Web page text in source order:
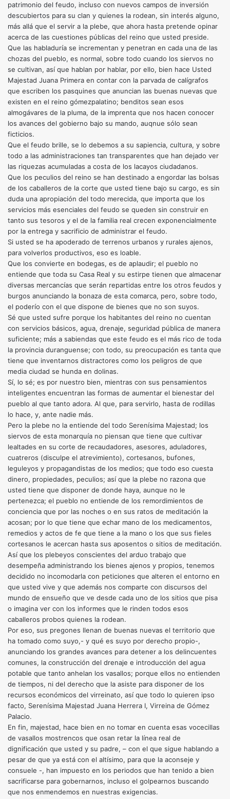
patrimonio del feudo, incluso con nuevos campos de inversión
descubiertos para su clan y quienes la rodean, sin interés alguno,
más allá que el servir a la plebe, que ahora hasta pretende opinar
acerca de las cuestiones públicas del reino que usted preside.
Que las habladuría se incrementan y penetran en cada una de las
chozas del pueblo, es normal, sobre todo cuando los siervos no
se cultivan, así que hablan por hablar, por ello, bien hace Usted
Majestad Juana Primera en contar con la parvada de calígrafos
que escriben los pasquines que anuncian las buenas nuevas que
existen en el reino gómezpalatino; benditos sean esos
almogávares de la pluma, de la imprenta que nos hacen conocer
los avances del gobierno bajo su mando, auqnue sólo sean
ficticios.
Que el feudo brille, se lo debemos a su sapiencia, cultura, y sobre
todo a las administraciones tan transparentes que han dejado ver
las riquezas acumuladas a costa de los lacayos ciudadanos.
Que los peculios del reino se han destinado a engordar las bolsas
de los caballeros de la corte que usted tiene bajo su cargo, es sin
duda una apropiación del todo merecida, que importa que los
servicios más esenciales del feudo se queden sin construir en
tanto sus tesoros y el de la familia real crecen exponencialmente
por la entrega y sacrificio de administrar el feudo.
Si usted se ha apoderado de terrenos urbanos y rurales ajenos,
para volverlos productivos, eso es loable.
Que los convierte en bodegas, es de aplaudir; el pueblo no
entiende que toda su Casa Real y su estirpe tienen que almacenar
diversas mercancías que serán repartidas entre los otros feudos y
burgos anunciando la bonaza de esta comarca, pero, sobre todo,
el poderío con el que dispone de bienes que no son suyos.
Sé que usted sufre porque los habitantes del reino no cuentan
con servicios básicos, agua, drenaje, seguridad pública de manera
suficiente; más a sabiendas que este feudo es el más rico de toda
la provincia duranguense; con todo, su preocupación es tanta que
tiene que inventarnos distractores como los peligros de que
media ciudad se hunda en dolinas.
Sí, lo sé; es por nuestro bien, mientras con sus pensamientos
inteligentes encuentran las formas de aumentar el bienestar del
pueblo al que tanto adora. Al que, para servirlo, hasta de rodillas
lo hace, y, ante nadie más.
Pero la plebe no la entiende del todo Serenísima Majestad; los
siervos de esta monarquía no piensan que tiene que cultivar
lealtades en su corte de recaudadores, asesores, aduladores,
cuatreros (disculpe el atrevimiento), cortesanos, bufones,
leguleyos y propagandistas de los medios; que todo eso cuesta
dinero, propiedades, peculios; así que la plebe no razona que
usted tiene que disponer de donde haya, aunque no le
pertenezca; el pueblo no entiende de los remordimientos de
conciencia que por las noches o en sus ratos de meditación la
acosan; por lo que tiene que echar mano de los medicamentos,
remedios y actos de fe que tiene a la mano o los que sus fieles
cortesanos le acercan hasta sus aposentos o sitios de meditación.
Así que los plebeyos conscientes del arduo trabajo que
desempeña administrando los bienes ajenos y propios, tenemos
decidido no incomodarla con peticiones que alteren el entorno en
que usted vive y que además nos comparte con discursos del
mundo de ensueño que ve desde cada uno de los sitios que pisa
o imagina ver con los informes que le rinden todos esos
caballeros probos quienes la rodean.
Por eso, sus pregones llenan de buenas nuevas el territorio que
ha tomado como suyo,- y qué es suyo por derecho propio-,
anunciando los grandes avances para detener a los delincuentes
comunes, la construcción del drenaje e introducción del agua
potable que tanto anhelan los vasallos; porque ellos no entienden
de tiempos, ni del derecho que la asiste para disponer de los
recursos económicos del virreinato, así que todo lo quieren ipso
facto, Serenísima Majestad Juana Herrera I, Virreina de Gómez
Palacio.
En fin, majestad, hace bien en no tomar en cuenta esas vocecillas
de vasallos mostrencos que osan retar la línea real de
dignificación que usted y su padre, – con el que sigue hablando a
pesar de que ya está con el altísimo, para que la aconseje y
consuele -, han impuesto en los periodos que han tenido a bien
sacrificarse para gobernarnos, incluso el golpearnos buscando
que nos enmendemos en nuestras exigencias.